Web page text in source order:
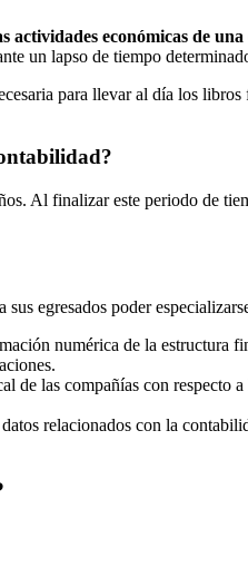
económicas de una
un lapso de tiempo
para llevar al día los
Al finalizar este periodo de
egresados poder
numérica de la estructura
de las compañías con respecto
relacionados con la